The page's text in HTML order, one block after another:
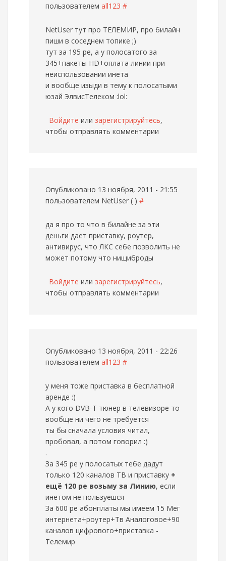
пользователем all123 #
NetUser тут про ТЕЛЕМИР, про билайн
пиши в соседнем топике ;)
тут за 195 ре, а у полосатого за
345+пакеты HD+оплата линии при
неиспользовании инета
и вообще изыди в тему к полосатыми
юзай ЭлвисТелеком :lol:
Войдите или зарегистрируйтесь,
чтобы отправлять комментарии
Опубликовано 13 ноября, 2011 - 21:55
пользователем NetUser ( ) #
да я про то что в билайне за эти
деньги дает приставку, роутер,
антивирус, что ЛКС себе позволить не
может потому что нищиброды
Войдите или зарегистрируйтесь,
чтобы отправлять комментарии
Опубликовано 13 ноября, 2011 - 22:26
пользователем all123 #
у меня тоже приставка в бесплатной
аренде :)
А у кого DVB-T тюнер в телевизоре то
вообще ни чего не требуется
ты бы сначала условия читал,
пробовал, а потом говорил :)
.
За 345 ре у полосатых тебе дадут
только 120 каналов ТВ и приставку +
ещё 120 ре возьму за Линию, если
инетом не пользуешся
За 600 ре абонплаты мы имеем 15 Мег
интернета+роутер+Тв Аналоговое+90
каналов цифрового+приставка -
Телемир